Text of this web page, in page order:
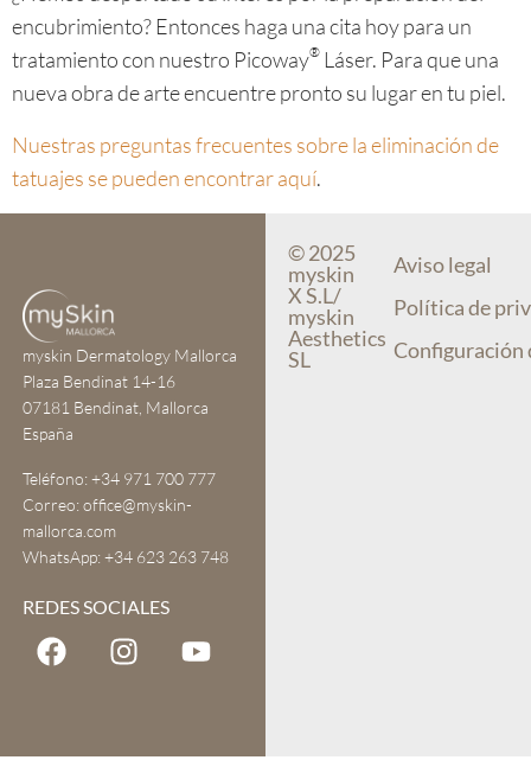
encubrimiento? Entonces haga una cita hoy para un
tratamiento con nuestro Picoway® Láser. Para que una
nueva obra de arte encuentre pronto su lugar en tu piel.
Nuestras preguntas frecuentes sobre la eliminación de
tatuajes se pueden encontrar aquí.
myskin Dermatology Mallorca
Plaza Bendinat 14-16
07181 Bendinat, Mallorca
España
Teléfono:+34 971 700 777
Correo:office@myskin-
mallorca.com
WhatsApp:+34 623 263 748
REDES SOCIALES
© 2025
myskin
X S.L/
myskin
Aesthetics
SL
Aviso legal
Política de
Configuración